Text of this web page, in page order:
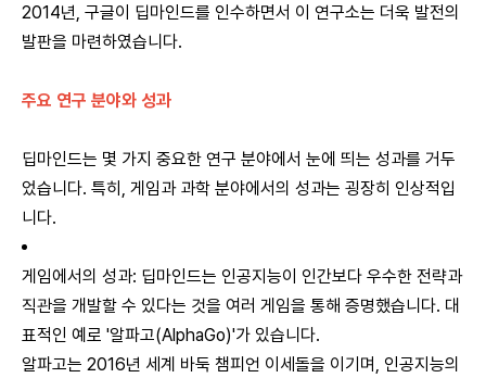
2014년, 구글이 딥마인드를 인수하면서 이 연구소는 더욱 발전의
발판을 마련하였습니다.
주요 연구 분야와 성과
딥마인드는 몇 가지 중요한 연구 분야에서 눈에 띄는 성과를 거두
었습니다. 특히, 게임과 과학 분야에서의 성과는 굉장히 인상적입
니다.
게임에서의 성과: 딥마인드는 인공지능이 인간보다 우수한 전략과
직관을 개발할 수 있다는 것을 여러 게임을 통해 증명했습니다. 대
표적인 예로 '알파고(AlphaGo)'가 있습니다.
알파고는 2016년 세계 바둑 챔피언 이세돌을 이기며, 인공지능의